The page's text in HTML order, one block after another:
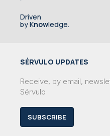
Driven
by Knowledge.
SÉRVULO UPDATES
Receive, by email,
Sérvulo
SUBSCRIBE